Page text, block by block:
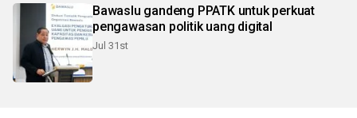
Bawaslu gandeng PPATK untuk perkuat
pengawasan politik uang digital
Jul 31st